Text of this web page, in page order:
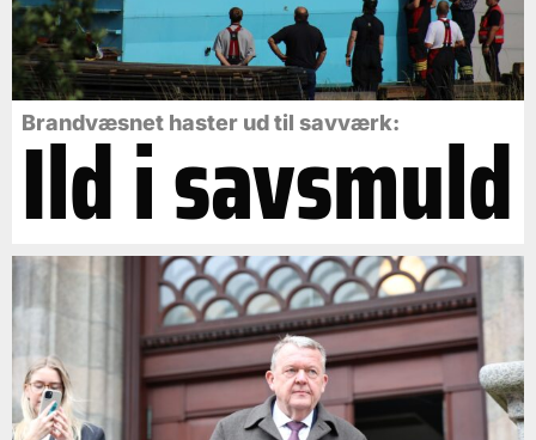
Brandvæsnet haster ud til savværk:
Ild i savsmuld